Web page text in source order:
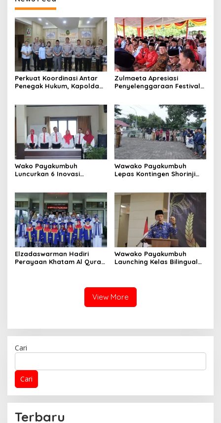
Perkuat Koordinasi Antar
Penegak Hukum, Kapolda
Zulmaeta Apresiasi
Penyelenggaraan Festival
Wako Payakumbuh
Luncurkan 6 Inovasi
Wawako Payakumbuh
Lepas Kontingen Shorinji
Elzadaswarman Hadiri
Perayaan Khatam Al Quran
Wawako Payakumbuh
Launching Kelas Bilingual
View More
Cari
Cari
Terbaru